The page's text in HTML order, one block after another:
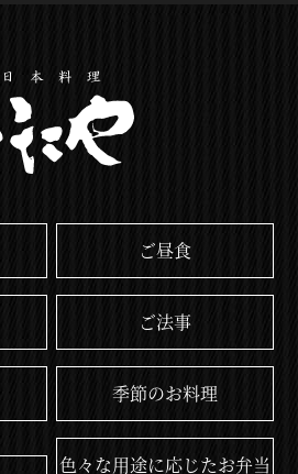
ご昼食
ご法事
季節のお料理
色々な用途に応じたお弁当